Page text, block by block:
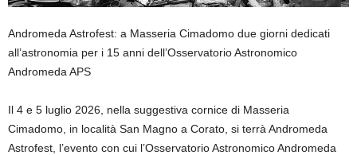
Andromeda Astrofest: a Masseria Cimadomo due giorni dedicati
all’astronomia per i 15 anni dell’Osservatorio Astronomico
Andromeda APS
Il 4 e 5 luglio 2026, nella suggestiva cornice di Masseria
Cimadomo, in località San Magno a Corato, si terrà Andromeda
Astrofest, l’evento con cui l’Osservatorio Astronomico Andromeda